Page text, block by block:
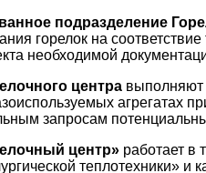
подразделение
горелок на
необходимой
центра выполняют
агрегатах
запросам
центр» работает в
теплотехники»